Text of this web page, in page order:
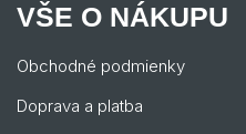
VŠE O NÁKUPU
Obchodné podmienky
Doprava a platba